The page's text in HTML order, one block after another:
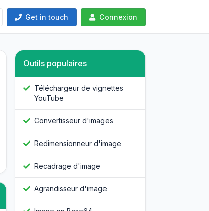
Get in touch Connexion
Outils populaires
Téléchargeur de vignettes
YouTube
Convertisseur d'images
Redimensionneur d'image
Recadrage d'image
Agrandisseur d'image